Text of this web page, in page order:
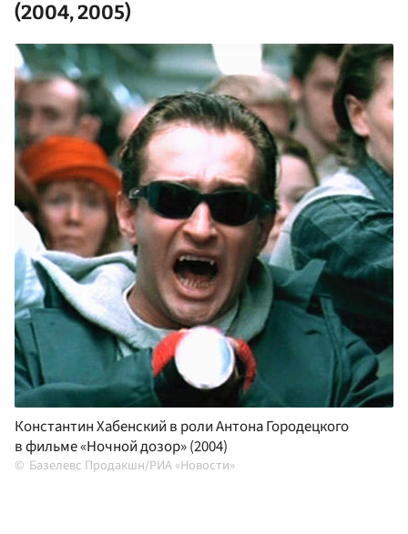
(2004, 2005)
Константин Хабенский в роли Антона Городецкого
в фильме «Ночной дозор» (2004)
Базелевс Продакшн/РИА «Новости»